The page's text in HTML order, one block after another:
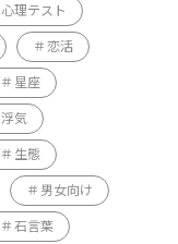
心理テスト
恋活
星座
浮気
生態
男女向け
石言葉